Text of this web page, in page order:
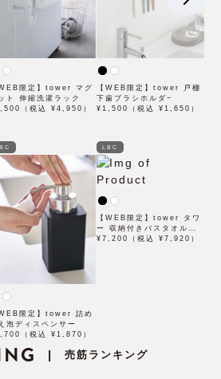
WEB限定】tower マグ
ト 伸縮洗濯ラック
（税込 ¥4,950）
【WEB限定】tower 戸棚
下歯ブラシホルダ−
¥1,500（税込 ¥1,650）
WEB限定】tower 詰め
泡ディスペンサー
（税込 ¥1,870）
LBC
【WEB限定】tower タワ
ー 収納付きバスタオルハ
ンガー
¥7,200（税込 ¥7,920）
| 売筋ランキング